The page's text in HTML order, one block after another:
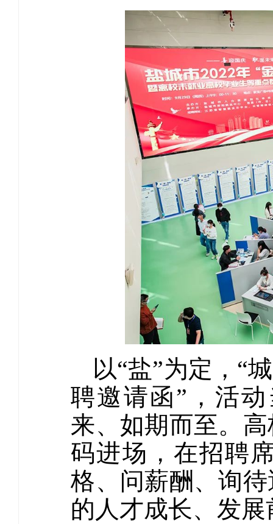
以“盐”为定，“
聘邀请函”，活
来、如期而至。
码进场，在招聘
格、问薪酬、询
的人才成长、发